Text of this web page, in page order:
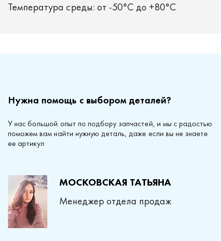
Температура среды: от -50°C до +80°C
Нужна помощь с выбором деталей?
У нас большой опыт по подбору запчастей, и мы с радостью
поможем вам найти нужную деталь, даже если вы не знаете
ее артикул
МОСКОВСКАЯ ТАТЬЯНА
Менеджер отдела продаж